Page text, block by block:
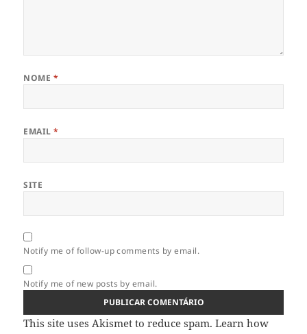
NOME *
EMAIL*
SITE
Notify me of follow-up comments by email.
Notify me of new posts by email.
This site uses Akismet to reduce spam.Learn how